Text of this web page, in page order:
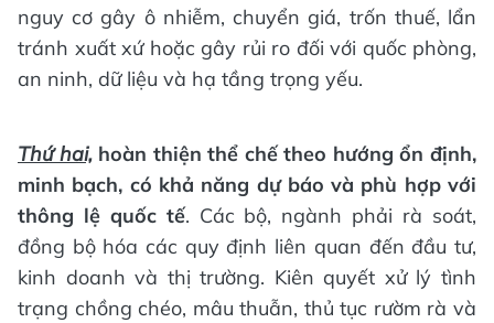
nguy cơ gây ô nhiễm, chuyển giá, trốn thuế, lẩn
tránh xuất xứ hoặc gây rủi ro đối với quốc phòng,
an ninh, dữ liệu và hạ tầng trọng yếu.
Thứ hai,hoàn thiện thể chế theo hướng ổn định,
minh bạch, có khả năng dự báo và phù hợp với
thông lệ quốc tế. Các bộ, ngành phải rà soát,
đồng bộ hóa các quy định liên quan đến đầu tư,
kinh doanh và thị trường. Kiên quyết xử lý tình
trạng chồng chéo, mâu thuẫn, thủ tục rườm rà và